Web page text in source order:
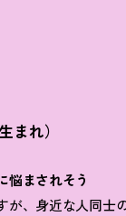
まれ）
悩まされそう
が、身近な人同士